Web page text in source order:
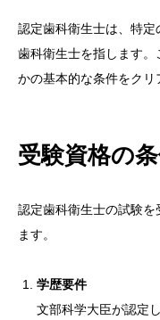
認定歯科衛生士は、特
歯科衛生士を指します
かの基本的な条件をクリ
受験資格の
認定歯科衛生士の試験
ます。
学歴要件
文部科学大臣が認定